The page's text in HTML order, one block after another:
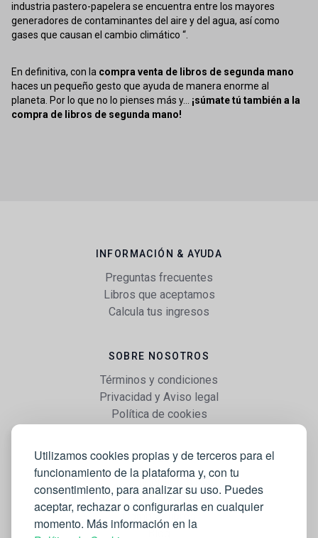
Utilizamos cookies propias y de terceros para el
funcionamiento de la plataforma y, con tu
consentimiento, para analizar su uso. Puedes
aceptar, rechazar o configurarlas en cualquier
momento. Más información en la
industria pastero-papelera se encuentra entre los mayores
generadores de contaminantes del aire y del agua, así como
gases que causan el cambio climático “.
En definitiva, con la compra venta de libros de segunda mano
haces un pequeño gesto que ayuda de manera enorme al
planeta. Por lo que no lo pienses más y... ¡súmate tú también a la
compra de libros de segunda mano!
INFORMACIÓN & AYUDA
Preguntas frecuentes
Libros que aceptamos
Calcula tus ingresos
SOBRE NOSOTROS
Términos y condiciones
Privacidad y Aviso legal
Política de cookies
WEB
Vender libros
Mi cuenta
Comprar libros